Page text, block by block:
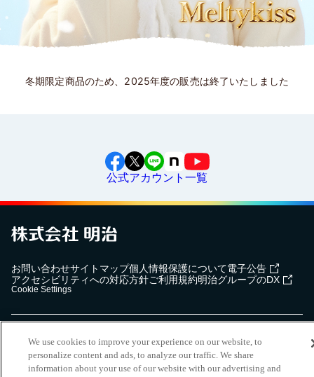
冬期限定商品のため、2025年度の販売は終了いたしました
公式アカウント一覧
お問い合わせサイトマップ個人情報保護について電子公告
アクセシビリティへの対応方針ご利用規約明治グループのDX
Cookie Settings
明治ホールディングス株式会社 （EN ｜簡体 ）
Meiji Seika ファルマ株式会社
We use cookies to improve your experience on our website, to
personalize content and ads, to analyze our traffic. We share
information about your use of our website with our advertising and